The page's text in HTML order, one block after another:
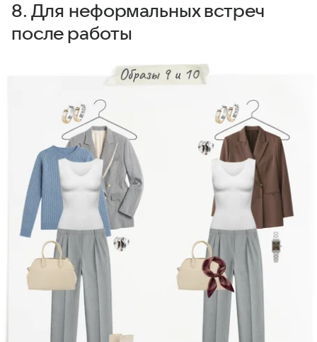
8. Для неформальных встреч
после работы